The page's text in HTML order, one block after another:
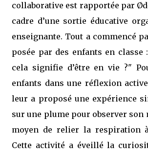
collaborative est rapportée par
cadre d’une sortie éducative
enseignante. Tout a commencé
posée par des enfants en classe :
cela signifie d’être en vie ?"
enfants dans une réflexion
leur a proposé une expérience
sur une plume pour observer son
moyen de relier la respiration
Cette activité a éveillé la